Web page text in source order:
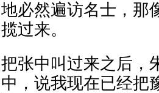
地必然遍访名士，那
揽过来。
把张中叫过来之后，
中，说我现在已经把